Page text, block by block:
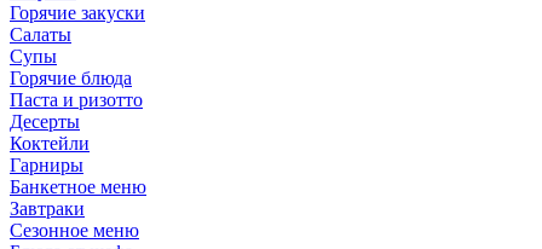
Горячие закуски
Салаты
Супы
Горячие блюда
Паста и ризотто
Десерты
Коктейли
Гарниры
Банкетное меню
Завтраки
Сезонное меню